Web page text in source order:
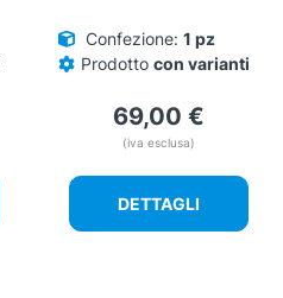
Confezione: 1 pz
Prodotto con varianti
69,00 €
(iva esclusa)
DETTAGLI